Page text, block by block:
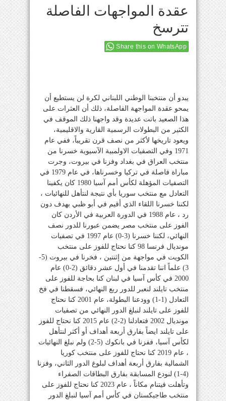
عقدة المواجهات الفاصلة
تترسخ
Share this on WhatsApp
يبدو أن منتخبنا الوطني اللبناني لكرة لن يستطيع أن
يمحو عقدة المواجهة الفاصلة، ذلك أن العثرات على
هذا الصعيد باتت عديدة وقد واجهنا ذلك الموقف في
الكثير من البطولات الرسمية القارية والاقليمية،
ويعود تاريخها لأكثر من نصف قرن تقريباً، ففي عام
1971 وفي التصفيات الاولمبية الآسيوية خسرنا من
منتخب العراق في بغداد وفزنا في بيروت، وجرت
مباراة فاصلة في تركيا وخسرناها، في عام 1979 في
التصفيات المؤهلة لكأس أمم آسيا 1980 كان يكفينا
التعادل مع منتخب سوريا بأي نتيجة لنتأهل للنهائيات ،
لكننا خسرنا اللقاء الذي أقيم في أبو ظبي بهدف دون
رد ، عام 1988 في الدورة العربية في الأردن كان
الفوز على منتخب مصر يضمن عبورنا للدور نصف
النهائي، لكننا خسرنا (3-0) عام 1997 في تصفيات
مونديال فرنسا 98 كنا نحتاج للفوز على منتخب
الكويت في مواجهة من إثنتين ، فخرنا في بيروت (5-
3) علماً اننا تقدمنا في أول عشر دقائق (2-0) عام
2000 في كأس آسيا في لبنان كنا بحاجة للفوز على
منتخب تايلند لنعبر للدور ربع النهائي، فسقطنا في فخ
التعادل (1-1) وودعنا البطولة، عام 2001 كنا نحتاج
للفوز على تايلند لنبلغ الدور النهائي من تصفيات
مونديال 2002 فتعادلنا (2-2) عام 2015 كنا نحتاج للفوز
على تايلند ايضاً بفارق أربعة أهداف أو أكثر لنتأهل
لكأس آسيا، ففزنا في بانكوك (5-2) ولم نبلغ النهائيات
، عام 2019 كنا نحتاج للفوز على منتخب كوريا
الشمالية بفارق أربعة أهداف لبلوغ الدور الثاني، وفزنا
(4-1) لنودع المسابقة بفارق البطاقات الصفراء
وتأهلت فيتنام مكاناً ، عام 2023 كنا نحتاج للفوز على
منتخب طاجيكستان في كأس أمم آسيا لنبلغ الدور